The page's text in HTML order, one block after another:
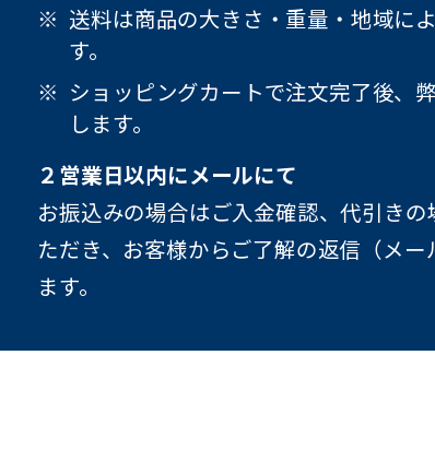
送料は商品の大きさ・重量・地域に
す。
ショッピングカートで注文完了後、
します。
２営業日以内にメールにて
お振込みの場合はご入金確認、代引き
ただき、お客様からご了解の返信（メ
ます。